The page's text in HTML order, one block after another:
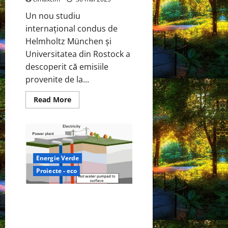
Un nou studiu
internațional condus de
Helmholtz München și
Universitatea din Rostock a
descoperit că emisiile
provenite de la...
Read MoreRead
more
studiu
arată
că
îmbătrânirea
atmosferică
face
ca
emisiile
GPF
Energie Verde
Proiecte - eco